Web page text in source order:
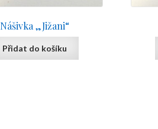
Nášivka „Jižani“
Přidat do košíku